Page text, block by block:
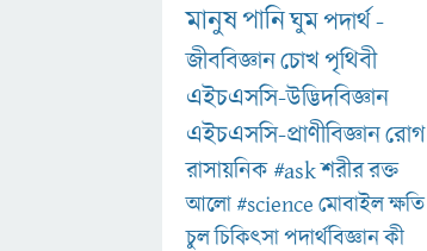
মানুষপানিঘুমপদার্থ-
জীববিজ্ঞানচোখপৃথিবী
এইচএসসি-উদ্ভিদবিজ্ঞান
এইচএসসি-প্রাণীবিজ্ঞানরোগ
রাসায়নিক#askশরীররক্ত
আলো#scienceমোবাইলক্ষতি
চুলচিকিৎসাপদার্থবিজ্ঞানকী